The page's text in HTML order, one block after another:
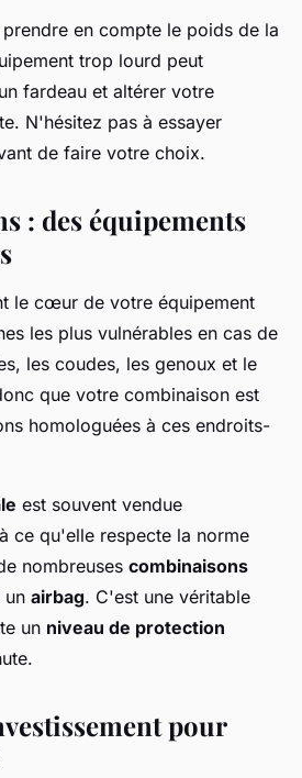
en compte le poids de la
trop lourd peut
fardeau et altérer votre
N'hésitez pas à essayer
de faire votre choix.
: des équipements
le cœur de votre équipement
les plus vulnérables en cas de
les coudes, les genoux et le
que votre combinaison est
homologuées à ces endroits-
est souvent vendue
ce qu'elle respecte la norme
nombreuses combinaisons
un airbag. C'est une véritable
un niveau de protection
pour